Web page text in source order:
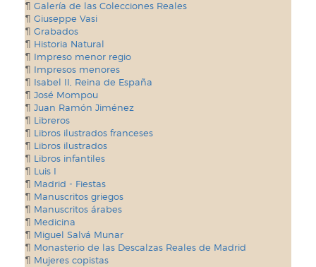
Galería de las Colecciones Reales
Giuseppe Vasi
Grabados
Historia Natural
Impreso menor regio
Impresos menores
Isabel II, Reina de España
José Mompou
Juan Ramón Jiménez
Libreros
Libros ilustrados franceses
Libros ilustrados
Libros infantiles
Luis I
Madrid - Fiestas
Manuscritos griegos
Manuscritos árabes
Medicina
Miguel Salvá Munar
Monasterio de las Descalzas Reales de Madrid
Mujeres copistas